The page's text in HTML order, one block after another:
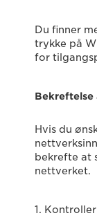
Du finner
trykke på
for
Bekreftelse
Hvis du
bekrefte at
nettverket.
1.